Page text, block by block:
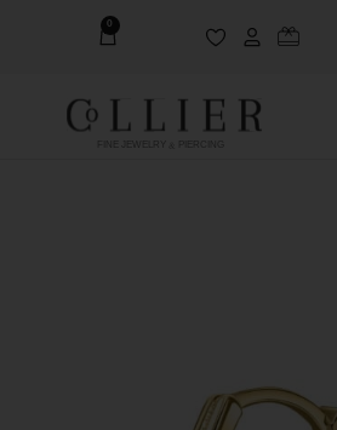
0
FINE JEWELRY & PIERCING